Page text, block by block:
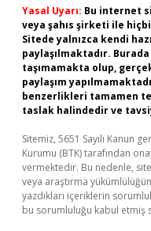
Yasal Uyarı: Bu internet
veya şahıs şirketi ile
Sitede yalnızca kendi
paylaşılmaktadır.
taşımamakta olup,
paylaşım
benzerlikleri tamamen
taslak halindedir ve
Sitemiz, 5651 Sayılı Kanun
Kurumu (BTK) tarafından
vermektedir. Bu nedenle,
veya araştırma
yazdıkları içeriklerin
bu sorumluluğu kabul etmiş